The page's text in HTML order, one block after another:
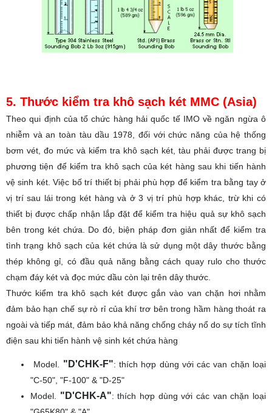
5. Thước kiểm tra khô sạch két MMC (Asia)
Theo qui định của tổ chức hàng hải quốc tế IMO về ngăn ngừa ô
nhiễm và an toàn tàu dầu 1978, đối với chức năng của hệ thống
bơm vét, đo mức và kiểm tra khô sạch két, tàu phải được trang bị
phương tiện để kiểm tra khô sạch của két hàng sau khi tiến hành
vệ sinh két. Việc bố trí thiết bị phải phù hợp để kiểm tra bằng tay ở
vị trí sau lái trong két hàng và ở 3 vị trí phù hợp khác, trừ khi có
thiết bị được chấp nhận lắp đặt để kiểm tra hiệu quả sự khô sạch
bên trong két chứa. Do đó, biện pháp đơn giản nhất để kiểm tra
tình trạng khô sạch của két chứa là sử dụng một dây thước bằng
thép không gỉ, có đầu quả năng bằng cách quay rulo cho thước
chạm đáy két và đọc mức dầu còn lại trên dây thước.
Thước kiểm tra khô sạch két được gắn vào van chặn hơi nhằm
đảm bảo hạn chế sự rò rỉ của khí trơ bên trong hầm hàng thoát ra
ngoài và tiếp mát, đảm bảo khả năng chống cháy nổ do sự tích tĩnh
điện sau khi tiến hành vệ sinh két chứa hàng
Model. "D'CHK-F": thích hợp dùng với các van chặn loại
"C-50", "F-100" & "D-25"
Model. "D'CHK-A": thích hợp dùng với các van chặn loại